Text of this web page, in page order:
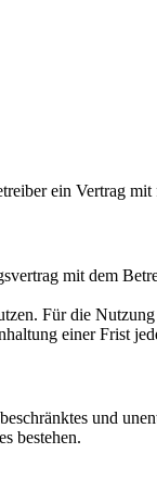
ein Vertrag mit
mit dem
Für die
einer Frist
und
bestehen.